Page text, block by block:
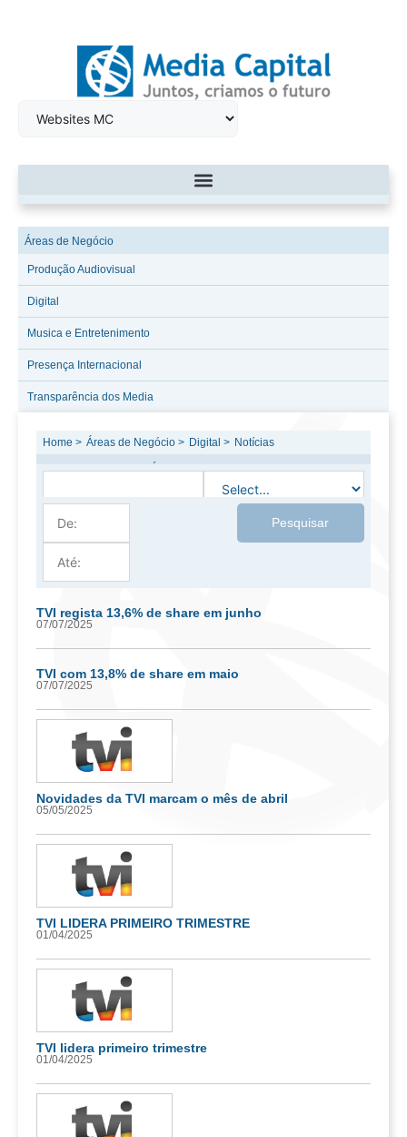
Áreas de Negócio
Produção Audiovisual
Digital
Musica e Entretenimento
Presença Internacional
Transparência dos Media
Home > Áreas de Negócio > Digital > Notícias
PESQUISA DE NOTÍCIAS
Pesquisar
TVI regista 13,6% de share em junho
07/07/2025
TVI com 13,8% de share em maio
07/07/2025
Novidades da TVI marcam o mês de abril
05/05/2025
TVI LIDERA PRIMEIRO TRIMESTRE
01/04/2025
TVI lidera primeiro trimestre
01/04/2025